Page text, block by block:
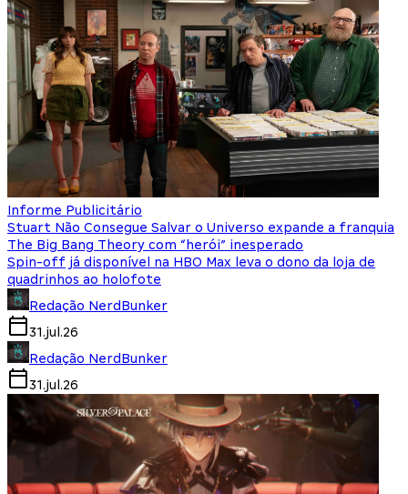
Informe Publicitário
Stuart Não Consegue Salvar o Universo expande a franquia
The Big Bang Theory com “herói” inesperado
Spin-off já disponível na HBO Max leva o dono da loja de
quadrinhos ao holofote
Redação NerdBunker
31.jul.26
Redação NerdBunker
31.jul.26